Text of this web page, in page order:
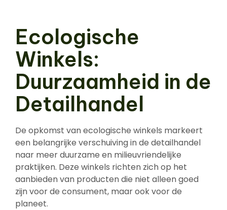
Ecologische
Winkels:
Duurzaamheid in de
Detailhandel
De opkomst van ecologische winkels markeert
een belangrijke verschuiving in de detailhandel
naar meer duurzame en milieuvriendelijke
praktijken. Deze winkels richten zich op het
aanbieden van producten die niet alleen goed
zijn voor de consument, maar ook voor de
planeet.